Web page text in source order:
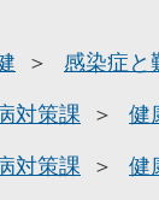
感染症と
対策課 健
対策課 健